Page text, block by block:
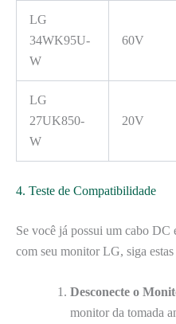
LG
34WK95U-
W
60V
LG
27UK850-
W
20V
4. Teste de Compatibilidade
Se você já possui um cabo DC
com seu monitor LG, siga estas
Desconecte o
monitor da tomada